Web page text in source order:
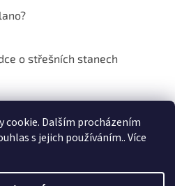
cookie. Dalším procházením
s jejich používáním.. Více
o střešních stanech